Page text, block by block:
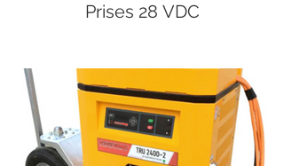
Prises 28 VDC